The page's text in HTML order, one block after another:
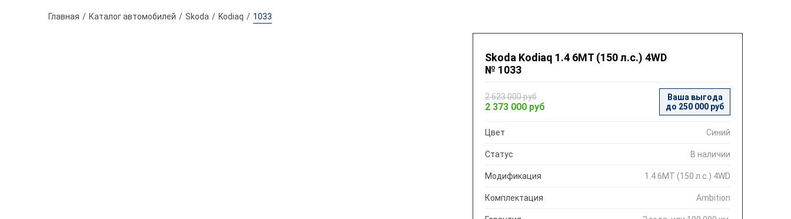
Главная Каталог автомобилей Skoda Kodiaq 1033
Skoda Kodiaq 1.4 6МТ (150 л.с.) 4WD
№ 1033
2 623 000 руб
2 373 000 руб
Ваша выгода
до 250 000 руб
Цвет Синий
Статус В наличии
Модификация 1.4 6МТ (150 л.с.) 4WD
Комплектация Ambition